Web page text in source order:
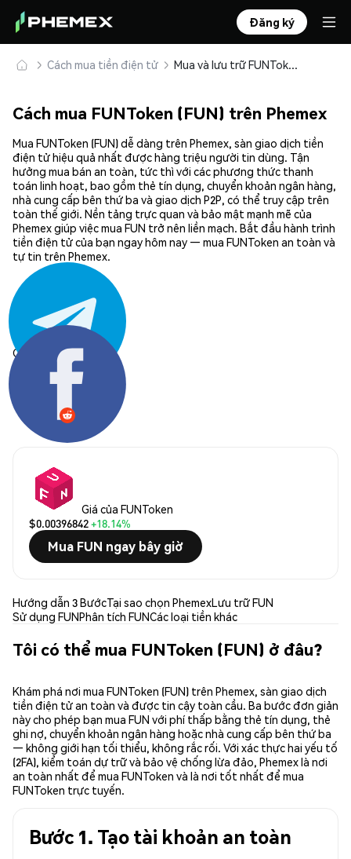
Đăng ký
Cách mua tiền điện tử Mua và lưu trữ FUNToken (FUN) an toàn
Cách mua FUNToken (FUN) trên Phemex
Mua FUNToken (FUN) dễ dàng trên Phemex, sàn giao dịch tiền
điện tử hiệu quả nhất được hàng triệu người tin dùng. Tận
hưởng mua bán an toàn, tức thì với các phương thức thanh
toán linh hoạt, bao gồm thẻ tín dụng, chuyển khoản ngân hàng,
nhà cung cấp bên thứ ba và giao dịch P2P, có thể truy cập trên
toàn thế giới. Nền tảng trực quan và bảo mật mạnh mẽ của
Phemex giúp việc mua FUN trở nên liền mạch. Bắt đầu hành trình
tiền điện tử của bạn ngay hôm nay — mua FUNToken an toàn và
tự tin trên Phemex.
Chia sẻ:
Giá của FUNToken
$0.00396842+18.14%
Mua FUN ngay bây giờ
Hướng dẫn 3 BướcTại sao chọn PhemexLưu trữ FUN
Sử dụng FUNPhân tích FUNCác loại tiền khác
Tôi có thể mua FUNToken (FUN) ở đâu?
Khám phá nơi mua FUNToken (FUN) trên Phemex, sàn giao dịch
tiền điện tử an toàn và được tin cậy toàn cầu. Ba bước đơn giản
này cho phép bạn mua FUN với phí thấp bằng thẻ tín dụng, thẻ
ghi nợ, chuyển khoản ngân hàng hoặc nhà cung cấp bên thứ ba
— không giới hạn tối thiểu, không rắc rối. Với xác thực hai yếu tố
(2FA), kiểm toán dự trữ và bảo vệ chống lừa đảo, Phemex là nơi
an toàn nhất để mua FUNToken và là nơi tốt nhất để mua
FUNToken trực tuyến.
Bước 1. Tạo tài khoản an toàn